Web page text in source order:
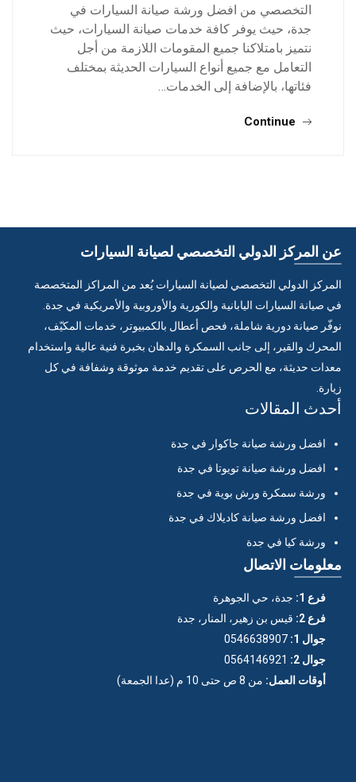
التخصصي من افضل ورشة صيانة السيارات في
جدة، حيث يوفر كافة خدمات صيانة السيارات، حيث
نتميز بامتلاكنا جميع المقومات اللازمة من أجل
التعامل مع جميع أنواع السيارات الحديثة بمختلف
فئاتها، بالإضافة إلى الخدمات…
Continue
عن المركز الدولي التخصصي لصيانة السيارات
المركز الدولي التخصصي لصيانة السيارات يُعد من المراكز المتخصصة
في صيانة السيارات اليابانية والكورية والأوروبية والأمريكية في جدة.
نوفّر صيانة دورية شاملة، فحص أعطال بالكمبيوتر، خدمات المكيّف،
المحرك والقير، إلى جانب السمكرة والدهان بخبرة فنية عالية واستخدام
معدات حديثة، مع الحرص على تقديم خدمة موثوقة وشفافة في كل
زيارة.
أحدث المقالات
افضل ورشة صيانة جاكوار في جدة
افضل ورشة صيانة تويوتا في جدة
ورشة سمكرة ورش بوية في جدة
افضل ورشة صيانة كاديلاك في جدة
ورشة كيا في جدة
معلومات الاتصال
فرع 1:
جدة، حي الجوهرة
فرع 2:
قيس بن زهير، المنار، جدة
جوال 1:
0546638907
جوال 2:
0564146921
أوقات العمل: من 8 ص حتى 10 م (عدا الجمعة)